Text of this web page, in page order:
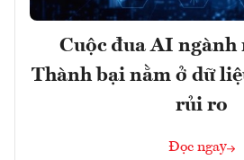
Cuộc đua AI ngành
Thành bại nằm ở dữ
rủi ro
Đọc ngay